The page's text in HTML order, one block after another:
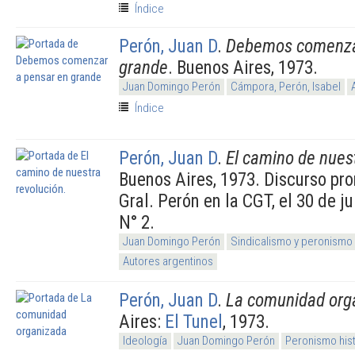
Índice
Perón, Juan D. Debemos
grande. Buenos Aires, 1973.
Juan Domingo Perón Cámpora, Perón, Isabel
Índice
Perón, Juan D. El camino de
Buenos Aires, 1973. Discurso
Gral. Perón en la CGT, el 30 de
N° 2.
Juan Domingo Perón
Sindicalismo y peronismo
Autores argentinos
Perón, Juan D. La comunidad
Aires: El Tunel, 1973.
Ideología Juan Domingo Perón
Peronismo